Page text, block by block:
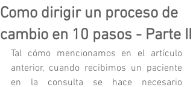
Como dirigir un proceso de
cambio en 10 pasos - Parte II
Tal cómo mencionamos en el artículo
anterior, cuando recibimos un paciente
en la consulta se hace necesario